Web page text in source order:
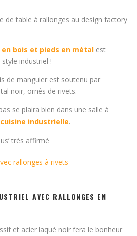
de table à rallonges au design factory
bois et pieds en métal est
style industriel !
de manguier est soutenu par
noir, ornés de rivets.
se plaira bien dans une salle à
cuisine industrielle.
très affirmé
AVEC RALLONGES EN
et acier laqué noir fera le bonheur